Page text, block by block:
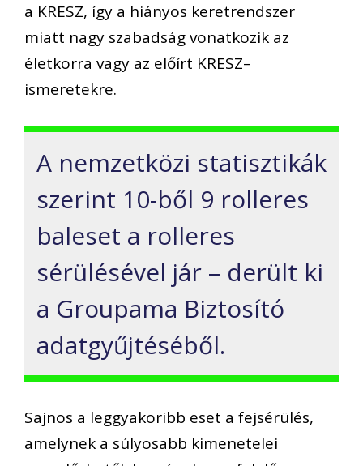
a KRESZ, így a hiányos keretrendszer
miatt nagy szabadságvonatkozik az
életkorra vagy az előírt KRESZ–
ismeretekre.
A nemzetközi statisztikák
szerint 10-ből 9 rolleres
baleset a rolleres
sérülésével jár – derült ki
a Groupama Biztosító
adatgyűjtéséből.
Sajnos a leggyakoribb eset a fejsérülés,
amelynek a súlyosabb kimenetelei